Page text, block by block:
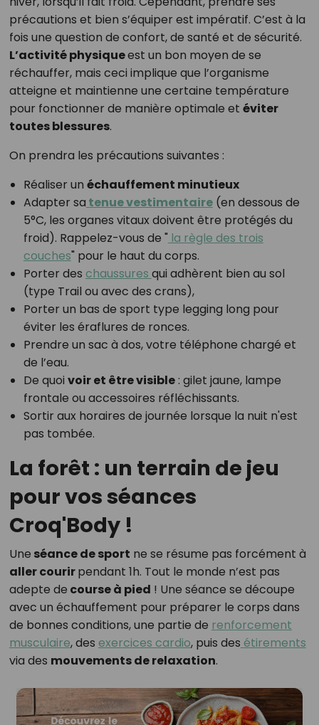
précautions et bien s’équiper est impératif. C’est à la
fois une question de confort, de santé et de sécurité.
L’activité physiqueest un bon moyen de se
réchauffer, mais ceci implique que l’organisme
atteigne et maintienne une certaine température
pour fonctionner de manière optimale et éviter
toutes blessures.
On prendra les précautions suivantes :
Réaliser un échauffement minutieux
Adapter sa tenue vestimentaire(en dessous de
5°C, les organes vitaux doivent être protégés du
froid). Rappelez-vous de " la règle des trois
couches" pour le haut du corps.
Porter des chaussures qui adhèrent bien au sol
(type Trail ou avec des crans),
Porter un bas de sport type legging long pour
éviter les éraflures de ronces.
Prendre un sac à dos, votre téléphone chargé et
de l’eau.
De quoi voir et être visible: gilet jaune, lampe
frontale ou accessoires réfléchissants.
Sortir aux horaires de journée lorsque la nuit n'est
pas tombée.
La forêt : un terrain de jeu
pour vos séances
Croq'Body !
Une séance de sport ne se résume pas forcément à
aller courirpendant 1h. Tout le monde n’est pas
adepte de course à pied ! Une séance se découpe
avec un échauffement pour préparer le corps dans
de bonnes conditions, une partie de renforcement
musculaire, des exercices cardio, puis des étirements
via des mouvements de relaxation.